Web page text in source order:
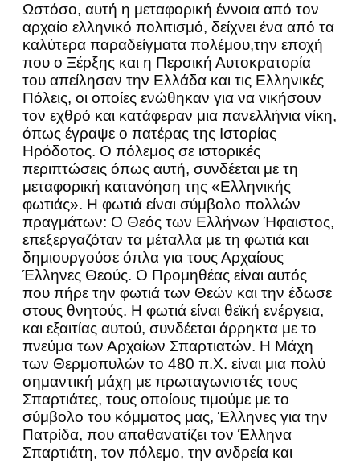
Ωστόσο, αυτή η μεταφορική έννοια από τον
αρχαίο ελληνικό πολιτισμό, δείχνει ένα από τα
καλύτερα παραδείγματα πολέμου,την εποχή
που ο Ξέρξης και η Περσική Αυτοκρατορία
του απείλησαν την Ελλάδα και τις Ελληνικές
Πόλεις, οι οποίες ενώθηκαν για να νικήσουν
τον εχθρό και κατάφεραν μια πανελλήνια νίκη,
όπως έγραψε ο πατέρας της Ιστορίας
Ηρόδοτος. Ο πόλεμος σε ιστορικές
περιπτώσεις όπως αυτή, συνδέεται με τη
μεταφορική κατανόηση της «Ελληνικής
φωτιάς». Η φωτιά είναι σύμβολο πολλών
πραγμάτων: Ο Θεός των Ελλήνων Ήφαιστος,
επεξεργαζόταν τα μέταλλα με τη φωτιά και
δημιουργούσε όπλα για τους Αρχαίους
Έλληνες Θεούς. Ο Προμηθέας είναι αυτός
που πήρε την φωτιά των Θεών και την έδωσε
στους θνητούς. Η φωτιά είναι θεϊκή ενέργεια,
και εξαιτίας αυτού, συνδέεται άρρηκτα με το
πνεύμα των Αρχαίων Σπαρτιατών. Η Μάχη
των Θερμοπυλών το 480 π.Χ. είναι μια πολύ
σημαντική μάχη με πρωταγωνιστές τους
Σπαρτιάτες, τους οποίους τιμούμε με το
σύμβολο του κόμματος μας, Έλληνες για την
Πατρίδα, που απαθανατίζει τον Έλληνα
Σπαρτιάτη, τον πόλεμο, την ανδρεία και